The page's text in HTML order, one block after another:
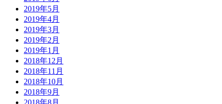
2019年5月
2019年4月
2019年3月
2019年2月
2019年1月
2018年12月
2018年11月
2018年10月
2018年9月